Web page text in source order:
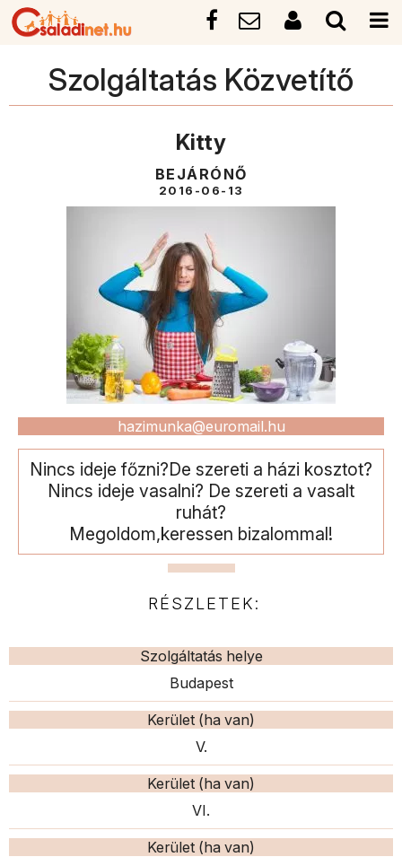
Szolgáltatás Közvetítő
Kitty
BEJÁRÓNŐ
2016-06-13
hazimunka@euromail.hu
Nincs ideje főzni?De szereti a házi kosztot?
Nincs ideje vasalni? De szereti a vasalt
ruhát?
Megoldom,keressen bizalommal!
RÉSZLETEK:
Szolgáltatás helye
Budapest
Kerület (ha van)
V.
Kerület (ha van)
VI.
Kerület (ha van)